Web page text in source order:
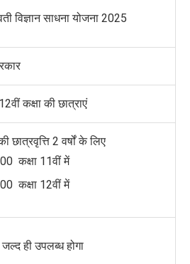
विज्ञान साधना योजना 2025
कक्षा की छात्राएं
छात्रवृत्ति 2 वर्षों के लिए
कक्षा 11वीं में
कक्षा 12वीं में
ही उपलब्ध होगा